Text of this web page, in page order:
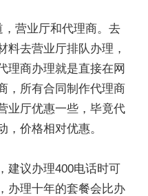
营业厅和代理商。去
料去营业厅排队办理，
理商办理就是直接在网
，所有合同制作代理商
业厅优惠一些，毕竟代
价格相对优惠。
建议办理400电话时可
办理十年的套餐会比办